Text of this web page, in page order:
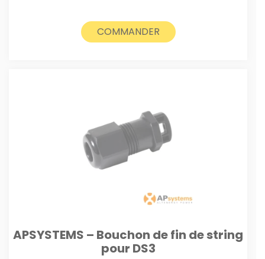
COMMANDER
APSYSTEMS – Bouchon de fin de string
pour DS3